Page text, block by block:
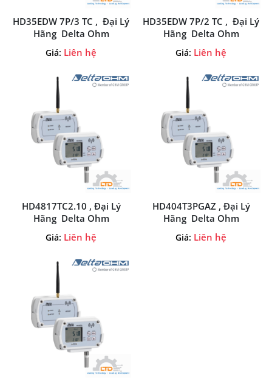
HD35EDW 7P/3 TC , Đại Lý
Hãng Delta Ohm
Giá: Liên hệ
HD35EDW 7P/2 TC , Đại Lý
Hãng Delta Ohm
Giá: Liên hệ
HD4817TC2.10 , Đại Lý
Hãng Delta Ohm
Giá: Liên hệ
HD404T3PGAZ , Đại Lý
Hãng Delta Ohm
Giá: Liên hệ